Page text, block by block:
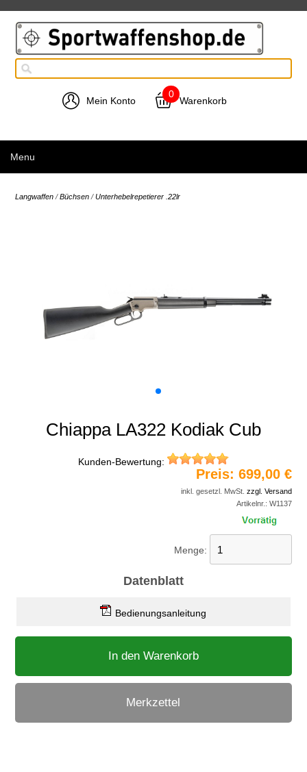
Mein Konto
0
Warenkorb
Menu
Langwaffen /Büchsen /Unterhebelrepetierer .22lr
Chiappa LA322 Kodiak Cub
Kunden-Bewertung:
Preis: 699,00 €
inkl. gesetzl. MwSt. zzgl. Versand
Artikelnr.: W1137
Menge:
Datenblatt
Bedienungsanleitung
In den Warenkorb
Merkzettel